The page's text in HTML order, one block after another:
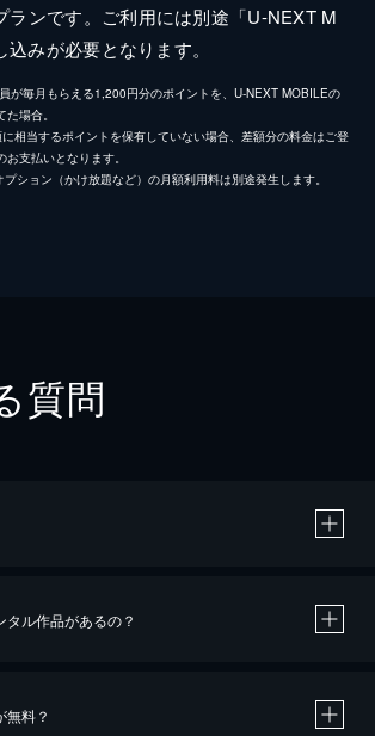
ランです。ご利用には別途「U-NEXT M
みが必要となります。
が毎月もらえる1,200円分のポイントを、U-NEXT MOBILEの
場合。
相当するポイントを保有していない場合、差額分の料金はご登
支払いとなります。
ション（かけ放題など）の月額利用料は別途発生します。
質問
ル作品があるの？
無料？